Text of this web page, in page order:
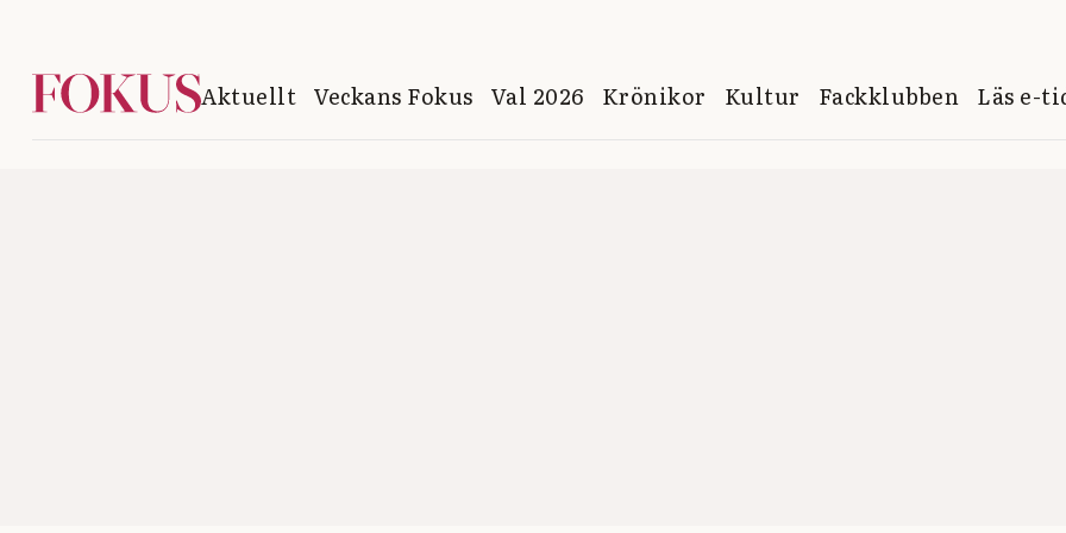
Aktuellt Veckans Fokus Val 2026 Krönikor Kultur Fackklubben Läs e-